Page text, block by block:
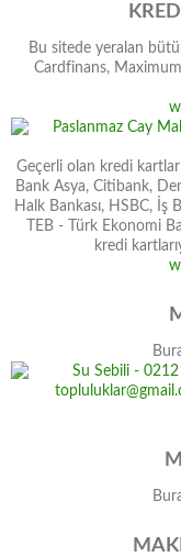
Bu sitede yeralan
Cardfinans,
Geçerli olan kredi
Bank Asya, Citibank,
Halk Bankası, HSBC, İş
TEB - Türk Ekonomi
kredi